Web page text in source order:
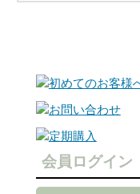
会員ログイン